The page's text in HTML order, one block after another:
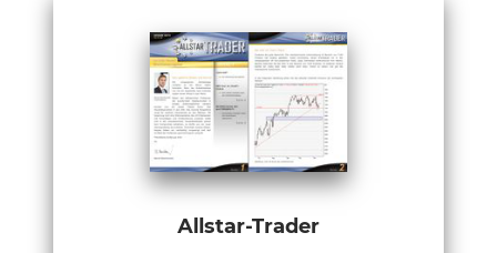
Allstar-Trader